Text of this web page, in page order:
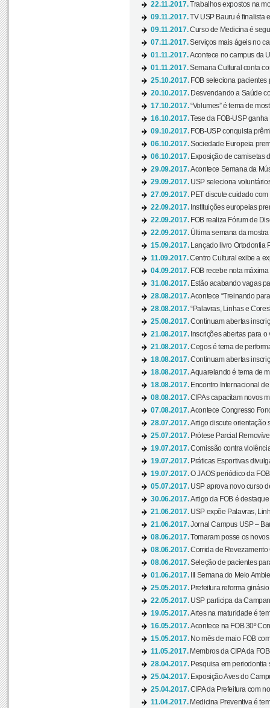
22.11.2017.Trabalhos expostos na
09.11.2017.TV USP Bauru é finalista
09.11.2017.Curso de Medicina é
07.11.2017.Serviços mais ágeis no
01.11.2017.Acontece no campus da
01.11.2017.Semana Cultural conta
25.10.2017. FOB seleciona pacientes
20.10.2017. Desvendando a Saúde
17.10.2017.“Volumes” é tema de
16.10.2017.Tese da FOB-USP
09.10.2017. FOB-USP conquista
06.10.2017.Sociedade Europeia
06.10.2017. Exposição de camisetas
29.09.2017.Acontece Semana da
29.09.2017. USP seleciona
27.09.2017. PET discute cuidado
22.09.2017. Instituições europeias
22.09.2017. FOB realiza Fórum de
22.09.2017. Última semana da mostra
15.09.2017.
Lançado livro Ortodontia
11.09.2017.Centro Cultural exibe a
04.09.2017. FOB recebe nota
31.08.2017. Estão acabando vagas
28.08.2017.Acontece “Treinando
28.08.2017.“Palavras, Linhas e
25.08.2017.Continuam abertas
21.08.2017. Inscrições abertas para
21.08.2017.Cegos é tema de
18.08.2017.Continuam abertas
18.08.2017.Aquarelando é tema de
18.08.2017. Encontro Internacional
08.08.2017.CIPAs capacitam novos
07.08.2017.Acontece Congresso
28.07.2017.Artigo discute orientação
25.07.2017. Prótese Parcial
19.07.2017.Comissão contra
19.07.2017. Práticas Esportivas
19.07.2017.O JAOS periódico da
05.07.2017. USP aprova novo curso
30.06.2017.Artigo da FOB é
21.06.2017. USP expõe Palavras,
21.06.2017.Jornal Campus USP –
08.06.2017.Tomaram posse os
08.06.2017.Corrida de Revezamento
08.06.2017.Seleção de pacientes
01.06.2017.
III Semana do Meio
25.05.2017. Prefeitura reforma
22.05.2017. USP participa da
19.05.2017.Artes na maturidade é
16.05.2017.Acontece na FOB 30º
15.05.2017. No mês de maio FOB
11.05.2017. Membros da CIPA da
28.04.2017. Pesquisa em periodontia
25.04.2017. Exposição Aves do
25.04.2017.CIPA da Prefeitura com
11.04.2017. Medicina Preventiva é